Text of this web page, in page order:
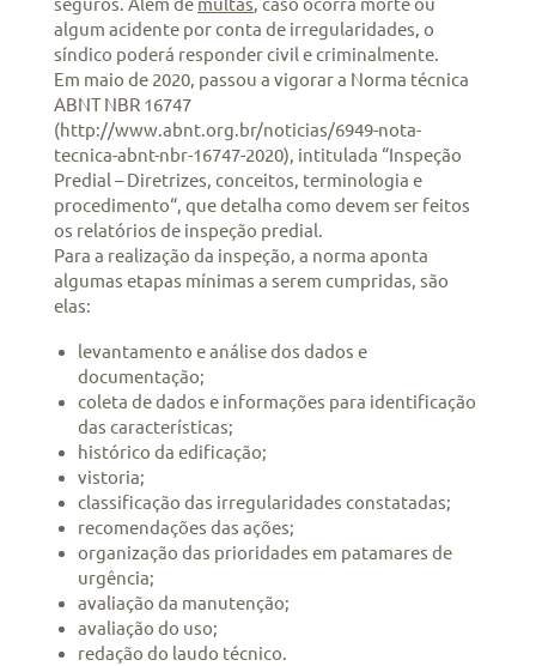
algum acidente por conta de irregularidades, o
síndico poderá responder civil e criminalmente.
Em maio de 2020, passou a vigorar a Norma técnica
ABNT NBR 16747
(http://www.abnt.org.br/noticias/6949-nota-
tecnica-abnt-nbr-16747-2020), intitulada “Inspeção
Predial – Diretrizes, conceitos, terminologia e
procedimento“, que detalha como devem ser feitos
os relatórios de inspeção predial.
Para a realização da inspeção, a norma aponta
algumas etapas mínimas a serem cumpridas, são
elas:
levantamento e análise dos dados e
documentação;
coleta de dados e informações para identificação
das características;
histórico da edificação;
vistoria;
classificação das irregularidades constatadas;
recomendações das ações;
organização das prioridades em patamares de
urgência;
avaliação da manutenção;
avaliação do uso;
redação do laudo técnico.